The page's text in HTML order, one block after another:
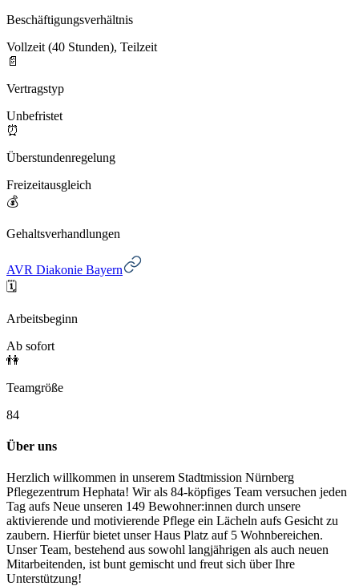
Beschäftigungsverhältnis
Vollzeit (40 Stunden), Teilzeit
📄
Vertragstyp
Unbefristet
⏰
Überstundenregelung
Freizeitausgleich
💰
Gehaltsverhandlungen
AVR Diakonie Bayern
🗓️
Arbeitsbeginn
Ab sofort
👫
Teamgröße
84
Über uns
Herzlich willkommen in unserem Stadtmission Nürnberg
Pflegezentrum Hephata! Wir als 84-köpfiges Team versuchen jeden
Tag aufs Neue unseren 149 Bewohner:innen durch unsere
aktivierende und motivierende Pflege ein Lächeln aufs Gesicht zu
zaubern. Hierfür bietet unser Haus Platz auf 5 Wohnbereichen.
Unser Team, bestehend aus sowohl langjährigen als auch neuen
Mitarbeitenden, ist bunt gemischt und freut sich über Ihre
Unterstützung!